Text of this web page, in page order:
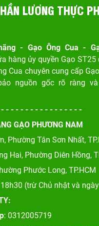
LƯƠNG THỰC
- Gạo Ông Cua -
hàng ủy quyền Gạo ST25
Cua chuyên cung cấp
nguồn gốc rõ ràng
- - - - - - - - - - - - - - - -
GẠO PHƯƠNG NAM
Phường Tân Sơn Nhất,
Hai, Phường Diên Hồng,
Phước Long, TP.HCM
(trừ Chủ nhật và
: 0312005719